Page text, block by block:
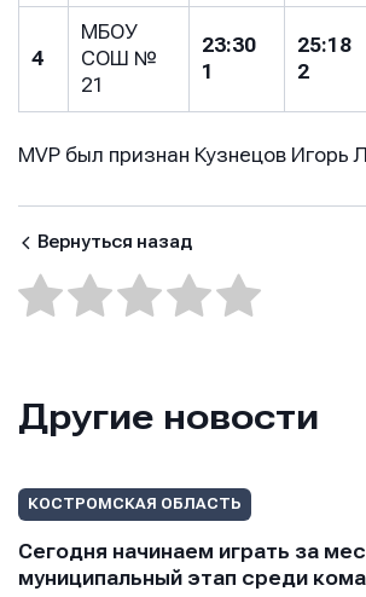
4
МБОУ
СОШ №
21
23:30
1
25:18
2
MVP был признан Кузнецов
Вернуться назад
Другие новости
КОСТРОМСКАЯ ОБЛАСТЬ
Сегодня начинаем играть за
муниципальный этап среди
Нажимая кнопку “Отправить”, вы
условиями обработки
Нажимая кнопку “Отправить”, вы
условиями обработки
Нажимая кнопку “Отправить”, вы